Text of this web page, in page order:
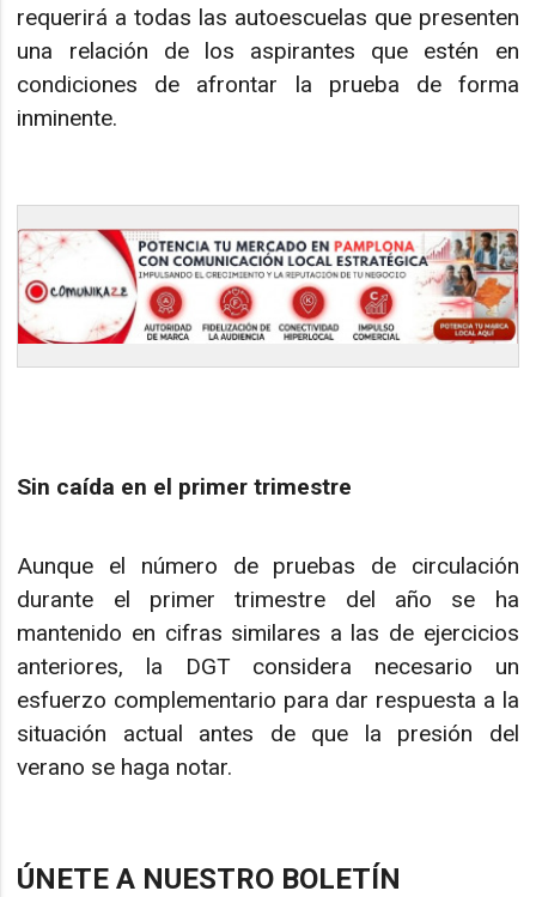
requerirá a todas las autoescuelas que presenten
una relación de los aspirantes que estén en
condiciones de afrontar la prueba de forma
inminente.
Sin caída en el primer trimestre
Aunque el número de pruebas de circulación
durante el primer trimestre del año se ha
mantenido en cifras similares a las de ejercicios
anteriores, la DGT considera necesario un
esfuerzo complementario para dar respuesta a la
situación actual antes de que la presión del
verano se haga notar.
ÚNETE A NUESTRO BOLETÍN